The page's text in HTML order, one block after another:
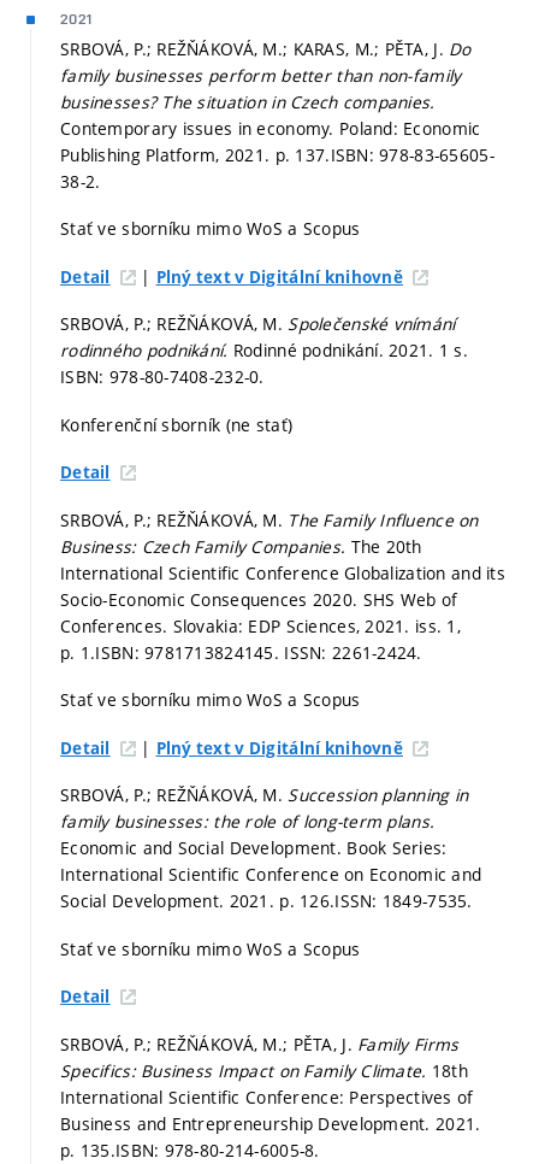
2021
SRBOVÁ, P.; REŽŇÁKOVÁ, M.; KARAS, M.; PĚTA, J. Do
family businesses perform better than non-family
businesses? The situation in Czech companies.
Contemporary issues in economy. Poland: Economic
Publishing Platform, 2021. p. 137.ISBN: 978-83-65605-
38-2.
Stať ve sborníku mimo WoS a Scopus
Detail | Plný text v Digitální knihovně
SRBOVÁ, P.; REŽŇÁKOVÁ, M. Společenské vnímání
rodinného podnikání. Rodinné podnikání. 2021. 1 s.
ISBN: 978-80-7408-232-0.
Konferenční sborník (ne stať)
Detail
SRBOVÁ, P.; REŽŇÁKOVÁ, M. The Family Influence on
Business: Czech Family Companies. The 20th
International Scientific Conference Globalization and its
Socio-Economic Consequences 2020. SHS Web of
Conferences. Slovakia: EDP Sciences, 2021. iss. 1,
p. 1.ISBN: 9781713824145. ISSN: 2261-2424.
Stať ve sborníku mimo WoS a Scopus
Detail | Plný text v Digitální knihovně
SRBOVÁ, P.; REŽŇÁKOVÁ, M. Succession planning in
family businesses: the role of long-term plans.
Economic and Social Development. Book Series:
International Scientific Conference on Economic and
Social Development. 2021. p. 126.ISSN: 1849-7535.
Stať ve sborníku mimo WoS a Scopus
Detail
SRBOVÁ, P.; REŽŇÁKOVÁ, M.; PĚTA, J. Family Firms
Specifics: Business Impact on Family Climate. 18th
International Scientific Conference: Perspectives of
Business and Entrepreneurship Development. 2021.
p. 135.ISBN: 978-80-214-6005-8.